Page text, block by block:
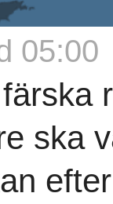
05:00
ska